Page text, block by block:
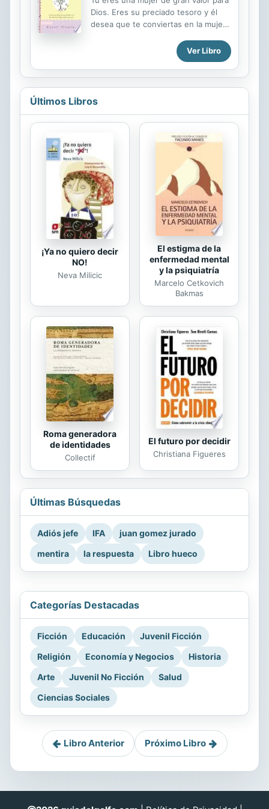
Dios. Eres su preciado tesoro y él
desea que te conviertas en la mujer
través de estos 52 devocionales,
Karen Moore te inspirará para
comenzar a experimentar la realidad
Dios ha puesto en tu vida. Karen te
desafiará para cultivar estas
cualidades con el propósito de
glorificar a Dios y guiarte por el
camino que te transformará en la
mujer valiosa que Dios sabe que
puedes ser.
Ver Libro
Últimos Libros
¡Ya no quiero decir
NO!
Neva Milicic
El estigma de la
enfermedad mental
y la psiquiatría
Marcelo Cetkovich
Bakmas
Roma generadora
de identidades
Collectif
El futuro por decidir
Christiana Figueres
Últimas Búsquedas
Adiós jefe IFA
juan gomez jurado
mentira
la respuesta Libro hueco
Categorías Destacadas
Ficción Educación
Juvenil Ficción
Religión
Economía y Negocios
Historia
Arte
Juvenil No Ficción
Salud
Ciencias Sociales
Libro Anterior Próximo Libro